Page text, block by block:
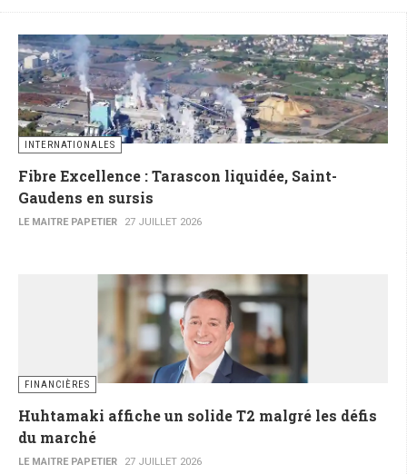
INTERNATIONALES
Fibre Excellence : Tarascon liquidée, Saint-
Gaudens en sursis
LE MAITRE PAPETIER 27 JUILLET 2026
FINANCIÈRES
Huhtamaki affiche un solide T2 malgré les défis
du marché
LE MAITRE PAPETIER 27 JUILLET 2026